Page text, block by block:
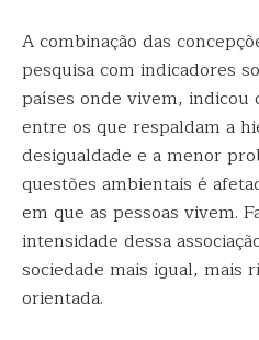
A combinação das
pesquisa com indicadores
países onde vivem, indicou
entre os que respaldam a
desigualdade e a menor
questões ambientais é
em que as pessoas vivem.
intensidade dessa
sociedade mais igual, mais
orientada.